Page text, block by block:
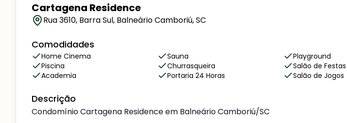
Cartagena Residence
Rua 3610, Barra Sul, Balneário Camboriú, SC
Comodidades
Home Cinema Sauna
Playground
Piscina
Churrasqueira
Salão de Festas
Academia
Portaria 24 Horas Salão de Jogos
Descrição
Condomínio Cartagena Residence em Balneário Camboriú/SC